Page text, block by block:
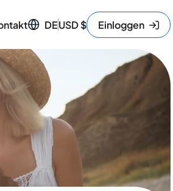
DEUSD$ Einloggen